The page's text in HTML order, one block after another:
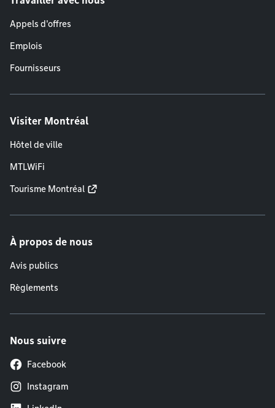
Appels d'offres
Emplois
Fournisseurs
Visiter Montréal
Hôtel de ville
MTLWiFi
Tourisme Montréal
À propos de nous
Avis publics
Règlements
Nous suivre
Facebook
Instagram